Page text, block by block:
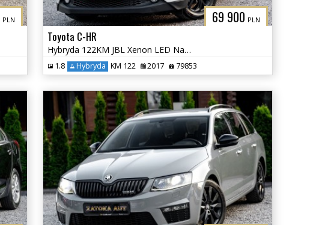
PLN 69 900 PLN
Toyota C-HR
Hybryda 122KM JBL Xenon LED Navi Grz. Fot. Lane Ass. Kamera Park Ass.
1.8 Hybryda KM 122 2017 79853